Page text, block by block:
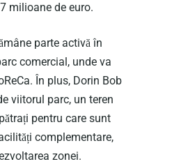
milioane de euro.
parte activă în
comercial, unde va
În plus, Dorin Bob
viitorul parc, un teren
pentru care sunt
complementare,
zonei.